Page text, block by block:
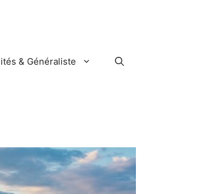
& Généraliste